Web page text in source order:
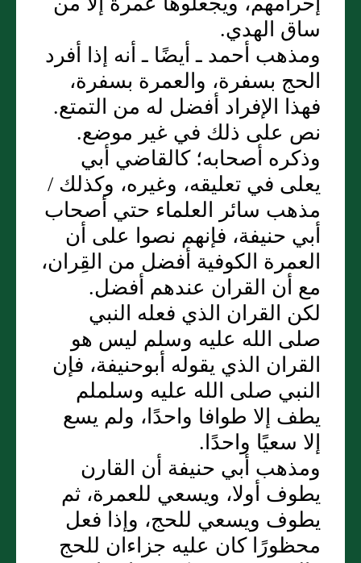
ساق الهدي‏.‏
ومذهب أحمد ـ أيضًا ـ أنه إذا أفرد
الحج بسفرة، والعمرة بسفرة،
فهذا الإفراد أفضل له من التمتع‏.‏
نص على ذلك في غير موضع‏.‏
وذكره أصحابه؛ كالقاضي أبي
يعلى في تعليقه، وغيره، وكذلك /
مذهب سائر العلماء حتي أصحاب
أبي حنيفة، فإنهم نصوا على أن
العمرة الكوفية أفضل من القِران،
مع أن القران عندهم أفضل‏.‏
لكن القران الذي فعله النبي
صلى الله عليه وسلم ليس هو
القران الذي يقوله أبوحنيفة، فإن
النبي صلى الله عليه وسلملم
يطف إلا طوافا واحدًا، ولم يسع
إلا سعيًا واحدًا‏.‏
ومذهب أبي حنيفة أن القارن
يطوف أولا، ويسعي للعمرة، ثم
يطوف ويسعي للحج، وإذا فعل
محظورًا كان عليه جزاءان للحج